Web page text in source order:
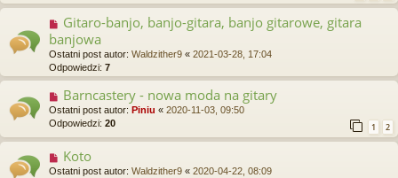
Gitaro-banjo, banjo-gitara, banjo gitarowe, gitara
banjowa
Ostatni post autor: Waldzither9 « 2021-03-28, 17:04
Odpowiedzi: 7
Barncastery - nowa moda na gitary
Ostatni post autor: Piniu « 2020-11-03, 09:50
Odpowiedzi: 20 1 2
Koto
Ostatni post autor: Waldzither9 « 2020-04-22, 08:09